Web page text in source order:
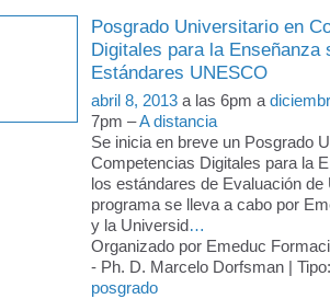
Posgrado Universitario en
Digitales para la Enseñanza
Estándares UNESCO
abril 8, 2013 a las 6pm a
7pm –A distancia
Se inicia en breve un Posgrado
Competencias Digitales para la
los estándares de Evaluación
programa se lleva a cabo por
y la Universid…
Organizado por Emeduc
- Ph. D. Marcelo Dorfsman |
posgrado